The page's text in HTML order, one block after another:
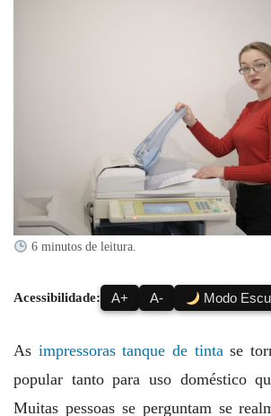
6 minutos de leitura.
Acessibilidade: A+ A- Modo
As impressoras tanque de tintase
popular tanto para uso doméstico
Muitas pessoas se perguntam se